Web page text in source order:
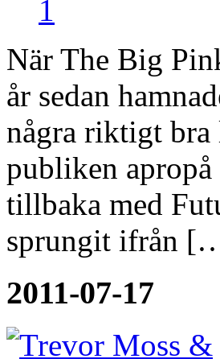
1
När The Big
år sedan
några riktigt bra
publiken
tillbaka med
sprungit ifrån
2011-07-17